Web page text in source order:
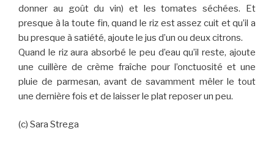
donner au goût du vin) et les tomates séchées. Et
presque à la toute fin, quand le riz est assez cuit et qu’il a
bu presque à satiété, ajoute le jus d’un ou deux citrons.
Quand le riz aura absorbé le peu d’eau qu’il reste, ajoute
une cuillère de crème fraîche pour l’onctuosité et une
pluie de parmesan, avant de savamment mêler le tout
une dernière fois et de laisser le plat reposer un peu.
(c) Sara Strega